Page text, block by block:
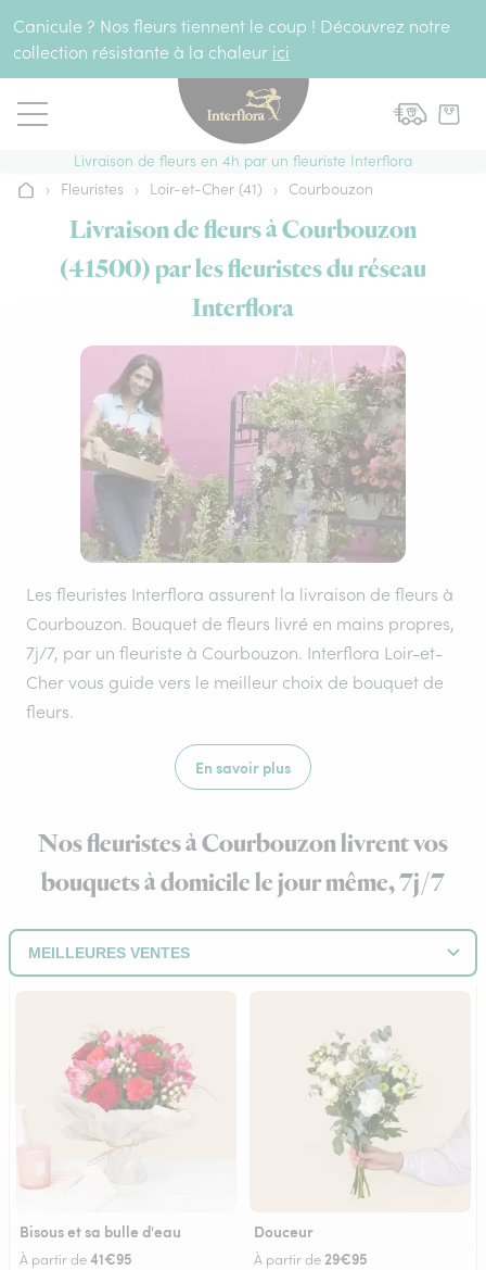
Canicule ? Nos fleurs tiennent le coup ! Découvrez notre
collection résistante à la chaleur ici
Livraison de fleurs en 4h par un fleuriste Interflora
Accueil
› Fleuristes › Loir-et-Cher (41) › Courbouzon
Livraison de fleurs à Courbouzon
(41500) par les fleuristes du réseau
Interflora
Les fleuristes Interflora assurent la livraison de fleurs à
Courbouzon. Bouquet de fleurs livré en mains propres,
7j/7, par un fleuriste à Courbouzon. Interflora Loir-et-
Cher vous guide vers le meilleur choix de bouquet de
fleurs.
En savoir plus
Nos fleuristes à Courbouzon livrent vos
bouquets à domicile le jour même, 7j/7
Bisous et sa bulle d'eau
À partir de41€95
Douceur
À partir de29€95